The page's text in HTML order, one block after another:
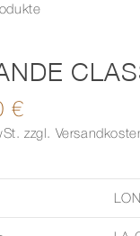
€
zzgl.